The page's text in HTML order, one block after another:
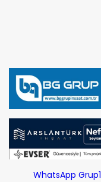
WhatsApp Grup1